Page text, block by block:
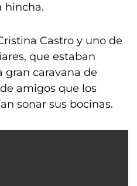
hincha.
Castro y uno de
que estaban
gran caravana de
amigos que los
sonar sus bocinas.